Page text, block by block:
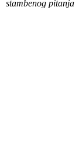
stambenog pitanja